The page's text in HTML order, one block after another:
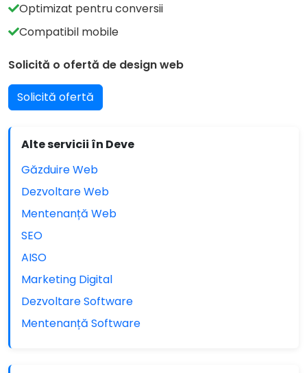
Optimizat pentru conversii
Compatibil mobile
Solicită o ofertă de design web
Solicită ofertă
Alte servicii în Deve
Găzduire Web
Dezvoltare Web
Mentenanță Web
SEO
AISO
Marketing Digital
Dezvoltare Software
Mentenanță Software